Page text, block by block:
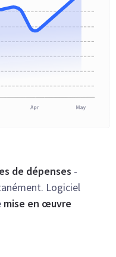
de dépenses -
Logiciel
mise en œuvre